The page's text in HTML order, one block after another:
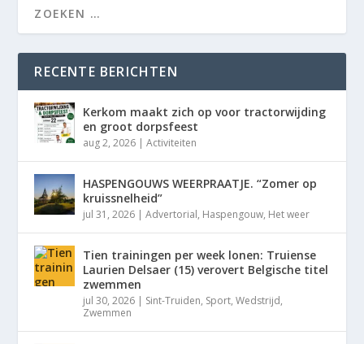
RECENTE BERICHTEN
Kerkom maakt zich op voor tractorwijding
en groot dorpsfeest
aug 2, 2026 |Activiteiten
HASPENGOUWS WEERPRAATJE. “Zomer op
kruissnelheid”
jul 31, 2026 |Advertorial, Haspengouw, Het weer
Tien trainingen per week lonen: Truiense
Laurien Delsaer (15) verovert Belgische titel
zwemmen
jul 30, 2026 | Sint-Truiden, Sport,Wedstrijd,
Zwemmen